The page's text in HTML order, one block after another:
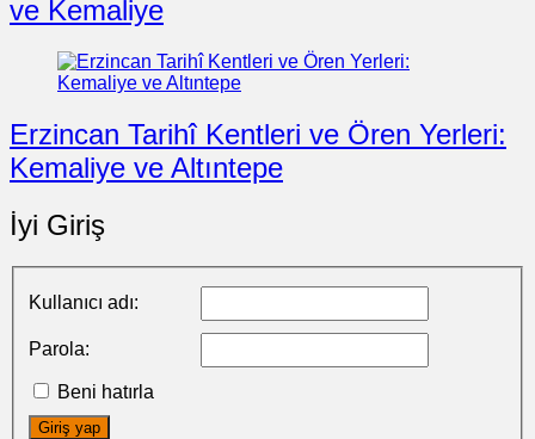
ve Kemaliye
Erzincan Tarihî Kentleri ve Ören Yerleri:
Kemaliye ve Altıntepe
İyi Giriş
Kullanıcı adı:
Parola:
Beni hatırla
Giriş yap